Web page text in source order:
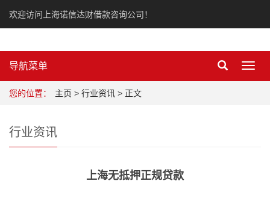
欢迎访问上海诺信达财借款咨询公司！
导航菜单
您的位置： 主页 > 行业资讯 > 正文
行业资讯
上海无抵押正规贷款